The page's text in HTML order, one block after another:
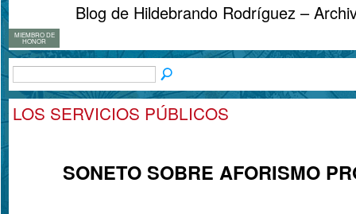
MIEMBRO DE
HONOR
Blog de Hildebrando Rodríguez –
LOS SERVICIOS PÚBLICOS
SONETO SOBRE AFORISMO